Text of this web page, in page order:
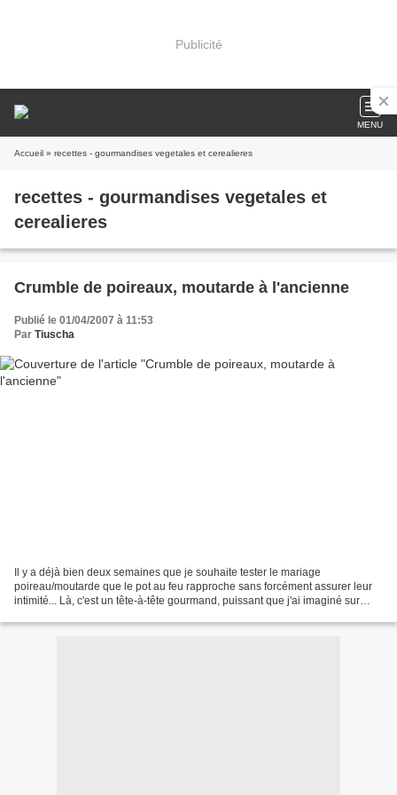
Publicité
MENU
Accueil » recettes - gourmandises vegetales et cerealieres
recettes - gourmandises vegetales et
cerealieres
Crumble de poireaux, moutarde à l'ancienne
Publié le 01/04/2007 à 11:53
Par Tiuscha
Il y a déjà bien deux semaines que je souhaite tester le mariage
poireau/moutarde que le pot au feu rapproche sans forcément assurer leur
intimité... Là, c'est un tête-à-tête gourmand, puissant que j'ai imaginé sur